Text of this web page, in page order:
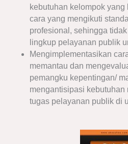
kebutuhan kelompok
cara yang mengikuti
profesional, sehingga
lingkup pelayanan publik
Mengimplementasikan
memantau dan
pemangku kepentingan/
mengantisipasi
tugas pelayanan publik di